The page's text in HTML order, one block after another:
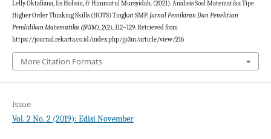
Lelly Oktafiana, Iis Holisin, & Himmatul Mursyidah. (2021). Analisis Soal Matematika Tipe
Higher Order Thinking Skills (HOTS) Tingkat SMP. Jurnal Pemikiran Dan Penelitian
Pendidikan Matematika (JP3M),2(2), 112–129. Retrieved from
https://journal.rekarta.co.id/index.php/jp3m/article/view/216
More Citation Formats
Issue
Vol. 2 No. 2 (2019): Edisi November